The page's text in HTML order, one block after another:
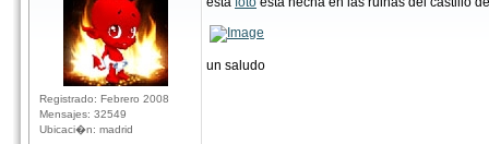
Registrado: Febrero 2008
Mensajes: 32549
Ubicaci�n: madrid
un saludo